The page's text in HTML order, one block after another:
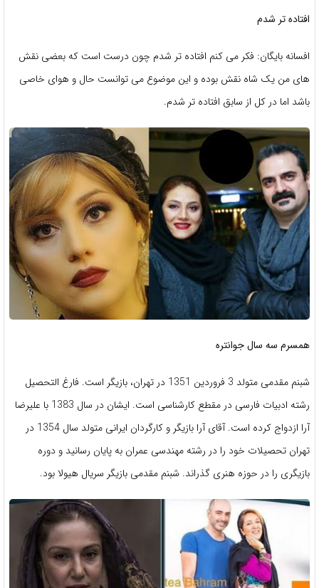
افتاده تر شدم
افسانه بایگان: فکر می کنم افتاده تر شدم چون درست است که بعضی نقش
های من یک شاه نقش بوده و این موضوع می توانست حال و هوای خاصی
باشد اما در کل از سابق افتاده تر شدم.
همسرم سه سال جوانتره
شبنم مقدمی متولد 3 فروردین 1351 در تهران، بازیگر است. فارغ التحصیل
رشته ادبیات فارسی در مقطع کارشناسی است. ایشان در سال 1383 با علیرضا
آرا ازدواج کرده است. آقای آرا بازیگر و کارگردان ایرانی متولد سال 1354 در
تهران تحصیلات خود را در رشته مهندسی عمران به پایان رسانید و دوره
بازیگری را در حوزه هنری گذراند. شبنم مقدمی بازیگر سریال هیولا بود.